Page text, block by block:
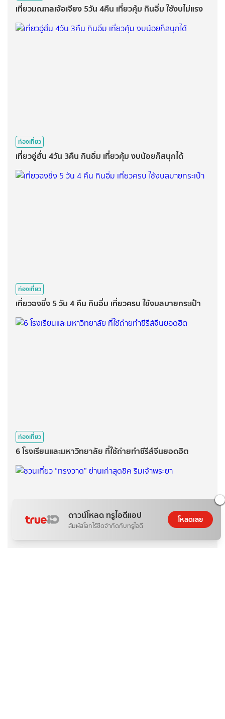
เที่ยวมณฑลเจ้อเจียง 5วัน 4คืน เที่ยวคุ้ม กินอิ่ม ใช้งบไม่แรง
ท่องเที่ยว
เที่ยวอู่ฮั่น 4วัน 3คืน กินอิ่ม เที่ยวคุ้ม งบน้อยก็สนุกได้
ท่องเที่ยว
เที่ยวฉงชิ่ง 5 วัน 4 คืน กินอิ่ม เที่ยวครบ ใช้งบสบายกระเป๋า
ท่องเที่ยว
6 โรงเรียนและมหาวิทยาลัย ที่ใช้ถ่ายทำซีรีส์จีนยอดฮิต
ดาวน์โหลด ทรูไอดีแอป
สัมผัสโลกไร้ขีดจำกัดกับทรูไอดี
โหลดเลย